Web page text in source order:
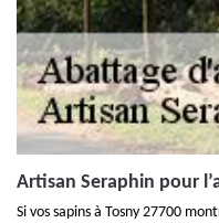
Artisan Seraphin pour
Si vos sapins à Tosny 27700